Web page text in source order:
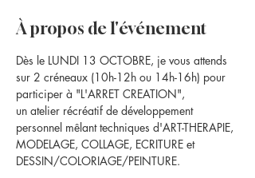
À propos de l'événement
Dès le LUNDI 13 OCTOBRE, je vous attends
sur 2 créneaux (10h-12h ou 14h-16h) pour
participer à "L'ARRET CREATION",
un atelier récréatif de développement
personnel mêlant techniques d'ART-THERAPIE,
MODELAGE, COLLAGE, ECRITURE et
DESSIN/COLORIAGE/PEINTURE.